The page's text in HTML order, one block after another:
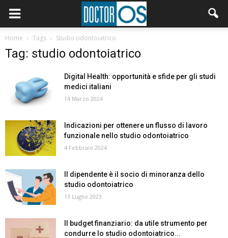
Home Tags Studio odontoiatrico
Tag: studio odontoiatrico
Digital Health: opportunità e sfide per gli studi
medici italiani
14 Marzo 2024
Indicazioni per ottenere un flusso di lavoro
funzionale nello studio odontoiatrico
4 Febbraio 2024
Il dipendente è il socio di minoranza dello
studio odontoiatrico
13 Luglio 2023
Il budget finanziario: da utile strumento per
condurre lo studio odontoiatrico...